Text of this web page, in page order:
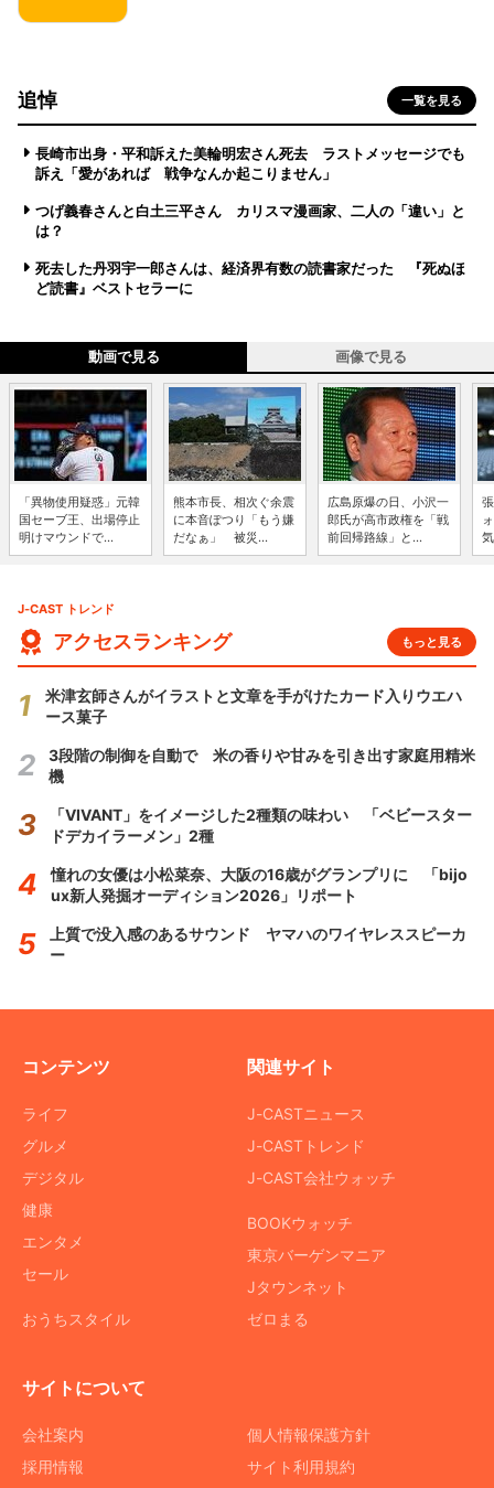
追悼 一覧を見る
長崎市出身・平和訴えた美輪明宏さん死去 ラストメッセージでも
訴え「愛があれば 戦争なんか起こりません」
つげ義春さんと白土三平さん カリスマ漫画家、二人の「違い」と
は？
死去した丹羽宇一郎さんは、経済界有数の読書家だった 『死ぬほ
ど読書』ベストセラーに
動画で見る 画像で見る
「異物使用疑惑」元韓
国セーブ王、出場停止
明けマウンドで...
熊本市長、相次ぐ余震
に本音ぽつり「もう嫌
だなぁ」 被災...
広島原爆の日、小沢一
郎氏が高市政権を「戦
前回帰路線」と...
J-CAST トレンド
アクセスランキング もっと見る
米津玄師さんがイラストと文章を手がけたカード入りウエハ
ース菓子
3段階の制御を自動で 米の香りや甘みを引き出す家庭用精米
機
「VIVANT」をイメージした2種類の味わい 「ベビースター
ドデカイラーメン」2種
憧れの女優は小松菜奈、大阪の16歳がグランプリに 「bijo
ux新人発掘オーディション2026」リポート
上質で没入感のあるサウンド ヤマハのワイヤレススピーカ
ー
コンテンツ
ライフ
グルメ
デジタル
健康
エンタメ
セール
おうちスタイル
関連サイト
J-CASTニュース
J-CASTトレンド
J-CAST会社ウォッチ
BOOKウォッチ
東京バーゲンマニア
Jタウンネット
ゼロまる
サイトについて
会社案内
採用情報
個人情報保護方針
サイト利用規約